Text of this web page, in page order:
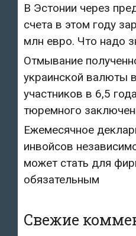
В Эстонии через
счета в этом году
млн евро. Что надо
Отмывание
украинской валюты
участников в 6,5
тюремного
Ежемесячное
инвойсов
может стать для
обязательным
Свежие